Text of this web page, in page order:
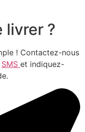
livrer ?
! Contactez-nous
SMS et indiquez-